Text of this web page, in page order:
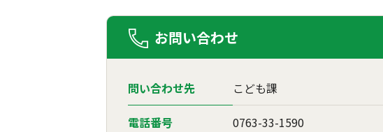
お問い合わせ
問い合わせ先 こども課
電話番号 0763-33-1590